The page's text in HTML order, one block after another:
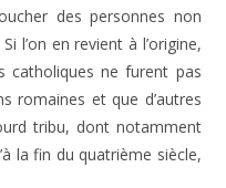
des personnes non
l’on en revient à l’origine,
catholiques ne furent pas
romaines et que d’autres
tribu, dont notamment
la fin du quatrième siècle,